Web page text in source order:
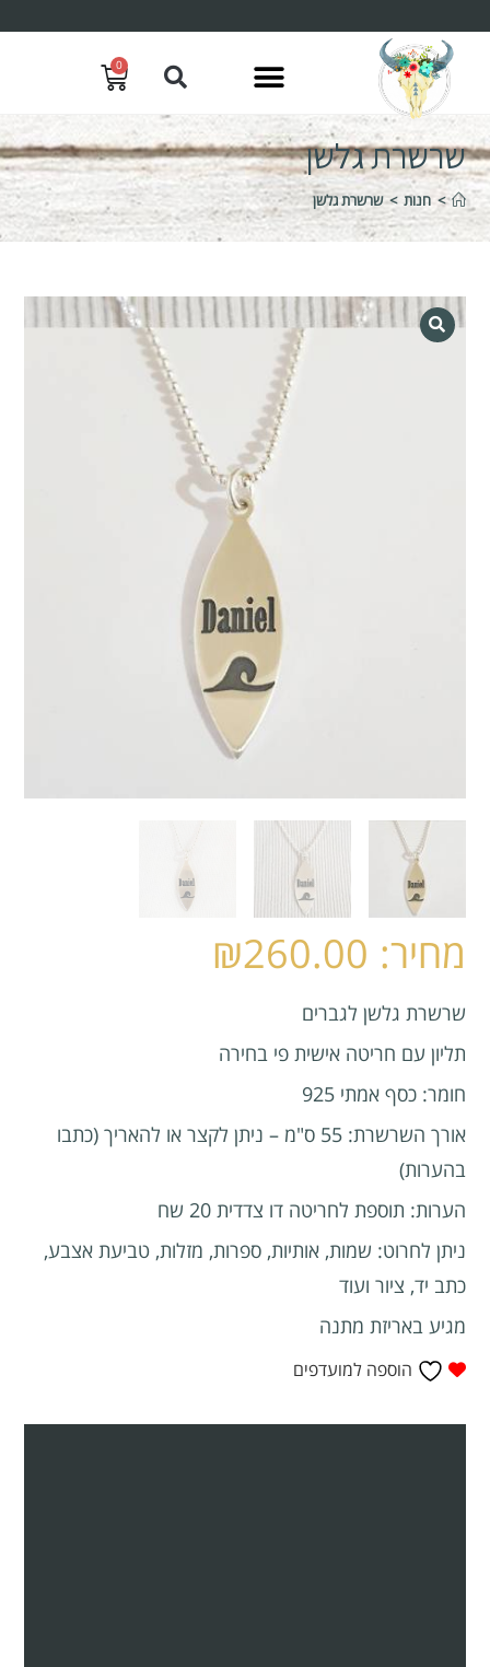
0
שרשרת גלשן
> חנות > שרשרת גלשן
₪260.00
שרשרת גלשן לגברים
תליון עם חריטה אישית פי בחירה
חומר: כסף אמתי 925
אורך השרשרת: 55 ס"מ – ניתן לקצר או להאריך (כתבו
בהערות)
הערות: תוספת לחריטה דו צדדית 20 שח
ניתן לחרוט: שמות, אותיות, ספרות, מזלות, טביעת אצבע,
כתב יד, ציור ועוד
מגיע באריזת מתנה
הוספה למועדפים